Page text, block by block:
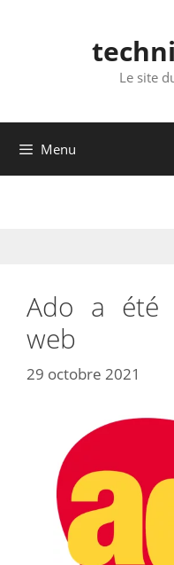
Le site
Menu
Ado a été
web
29 octobre 2021